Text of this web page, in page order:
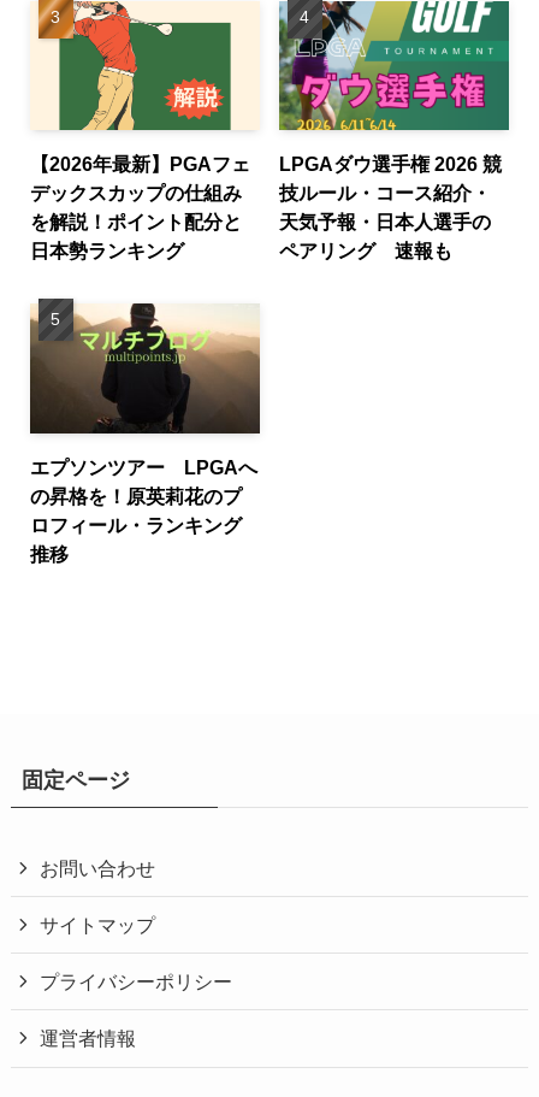
【2026年最新】PGAフェ
デックスカップの仕組み
を解説！ポイント配分と
日本勢ランキング
LPGAダウ選手権 2026 競
技ルール・コース紹介・
天気予報・日本人選手の
ペアリング 速報も
エプソンツアー LPGAへ
の昇格を！原英莉花のプ
ロフィール・ランキング
推移
固定ページ
お問い合わせ
サイトマップ
プライバシーポリシー
運営者情報